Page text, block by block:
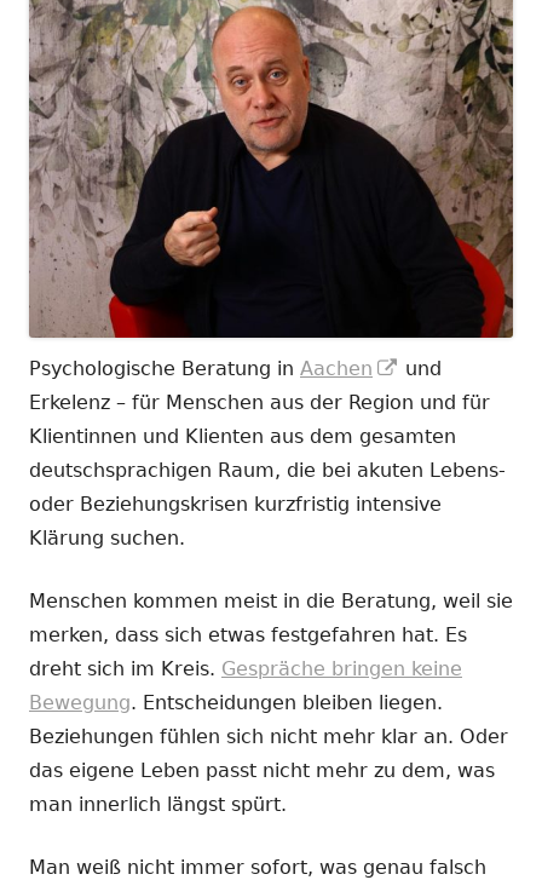
Psychologische Beratung in Aachen
In
neuem
Fenster
öffnen
und
Erkelenz – für Menschen aus der Region und für
Klientinnen und Klienten aus dem gesamten
deutschsprachigen Raum, die bei akuten Lebens-
oder Beziehungskrisen kurzfristig intensive
Klärung suchen.
Menschen kommen meist in die Beratung, weil sie
merken, dass sich etwas festgefahren hat. Es
dreht sich im Kreis. Gespräche bringen keine
Bewegung. Entscheidungen bleiben liegen.
Beziehungen fühlen sich nicht mehr klar an. Oder
das eigene Leben passt nicht mehr zu dem, was
man innerlich längst spürt.
Man weiß nicht immer sofort, was genau falsch